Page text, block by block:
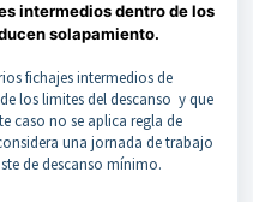
intermedios dentro de los
solapamiento.
fichajes intermedios de
los limites del descanso y que
caso no se aplica regla de
una jornada de trabajo
de descanso mínimo.